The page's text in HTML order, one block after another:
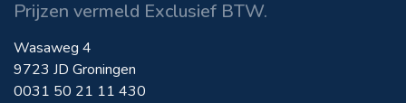
Prijzen vermeld Exclusief BTW.
Wasaweg 4
9723 JD Groningen
0031 50 21 11 430